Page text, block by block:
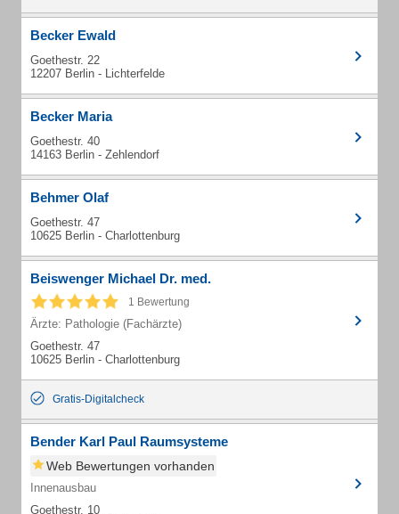
Becker Ewald
Goethestr. 22
12207 Berlin - Lichterfelde
Becker Maria
Goethestr. 40
14163 Berlin - Zehlendorf
Behmer Olaf
Goethestr. 47
10625 Berlin - Charlottenburg
Beiswenger Michael Dr. med.
1 Bewertung
Ärzte: Pathologie (Fachärzte)
Goethestr. 47
10625 Berlin - Charlottenburg
Gratis-Digitalcheck
Bender Karl Paul Raumsysteme
Web Bewertungen vorhanden
Innenausbau
Goethestr. 10